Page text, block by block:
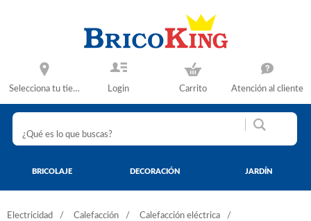
Selecciona tu tienda Login Carrito Atención al cliente
BRICOLAJE DECORACIÓN JARDÍN
Electricidad Calefacción
Calefacción eléctrica